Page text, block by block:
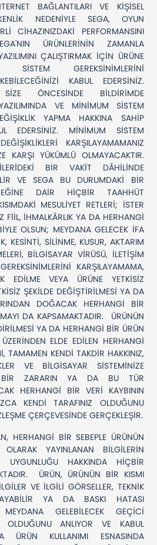
BAĞLANTILARI VE KİŞİSEL
NEDENİYLE SEGA, OYUN
CİHAZINIZDAKİ PERFORMANSINI
ÜRÜNLERİNİN ZAMANLA
ÇALIŞTIRMAK İÇİN ÜRÜNE
GEREKSİNİMLERİNİ
KABUL EDERSİNİZ.
ÖNCESİNDE BİLDİRİMDE
VE MİNİMUM SİSTEM
YAPMA HAKKINA SAHİP
EDERSİNİZ. MİNİMUM SİSTEM
KARŞILAYAMAMANIZ
KARŞI YÜKÜMLÜ OLMAYACAKTIR.
BİR VAKİT DÂHİLİNDE
VE SEGA BU DURUMDAKİ BİR
DAİR HİÇBİR TAAHHÜT
MESULİYET RETLERİ; İSTER
FİİL, İHMALKÂRLIK YA DA HERHANGİ
OLSUN; MEYDANA GELECEK İFA
KESİNTİ, SİLİNME, KUSUR, AKTARIM
BİLGİSAYAR VİRÜSÜ, İLETİŞİM
KARŞILAYAMAMA,
VEYA ÜRÜNE YETKİSİZ
ŞEKİLDE DEĞİŞTİRİLMESİ YA DA
DOĞACAK HERHANGİ BİR
DA KAPSAMAKTADIR. ÜRÜNÜN
YA DA HERHANGİ BİR ÜRÜN
ELDE EDİLEN HERHANGİ
TAMAMEN KENDİ TAKDİR HAKKINIZ,
VE BİLGİSAYAR SİSTEMİNİZE
BİR ZARARIN YA DA BU TÜR
HERHANGİ BİR VERİ KAYBININ
KENDİ TARAFINIZ OLDUĞUNU
ÇERÇEVESİNDE GERÇEKLEŞİR.
HERHANGİ BİR SEBEPLE ÜRÜNÜN
YAYINLANAN BİLGİLERİN
UYGUNLUĞU HAKKINDA HİÇBİR
ÜRÜN, ÜRÜNÜN BİR KISMI
VE İLGİLİ GÖRSELLER, TEKNİK
YA DA BASKI HATASI
GELEBİLECEK GEÇİCİ
OLDUĞUNU ANLIYOR VE KABUL
ÜRÜN KULLANIMI ESNASINDA